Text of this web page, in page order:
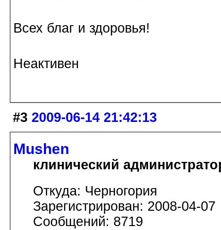
Всех благ и здоровья!
Неактивен
#3 2009-06-14 21:42:13
Mushen
клинический
Откуда: Черногория
Зарегистрирован: 2008-04-07
Сообщений: 8719